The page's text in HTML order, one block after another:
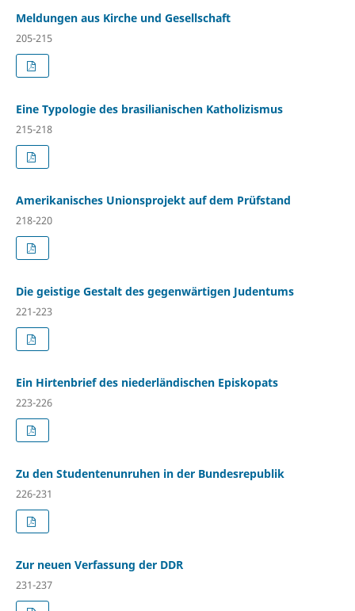
Meldungen aus Kirche und Gesellschaft
205-215
Eine Typologie des brasilianischen Katholizismus
215-218
Amerikanisches Unionsprojekt auf dem Prüfstand
218-220
Die geistige Gestalt des gegenwärtigen Judentums
221-223
Ein Hirtenbrief des niederländischen Episkopats
223-226
Zu den Studentenunruhen in der Bundesrepublik
226-231
Zur neuen Verfassung der DDR
231-237